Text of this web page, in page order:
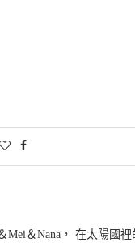
＆Nana， 在太陽國